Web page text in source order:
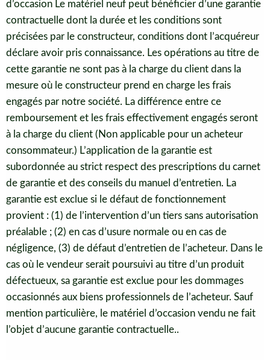
d’occasion Le matériel neuf peut bénéficier d’une garantie
contractuelle dont la durée et les conditions sont
précisées par le constructeur, conditions dont l’acquéreur
déclare avoir pris connaissance. Les opérations au titre de
cette garantie ne sont pas à la charge du client dans la
mesure où le constructeur prend en charge les frais
engagés par notre société. La différence entre ce
remboursement et les frais effectivement engagés seront
à la charge du client (Non applicable pour un acheteur
consommateur.) L’application de la garantie est
subordonnée au strict respect des prescriptions du carnet
de garantie et des conseils du manuel d’entretien. La
garantie est exclue si le défaut de fonctionnement
provient : (1) de l’intervention d’un tiers sans autorisation
préalable ; (2) en cas d’usure normale ou en cas de
négligence, (3) de défaut d’entretien de l’acheteur. Dans le
cas où le vendeur serait poursuivi au titre d’un produit
défectueux, sa garantie est exclue pour les dommages
occasionnés aux biens professionnels de l’acheteur. Sauf
mention particulière, le matériel d’occasion vendu ne fait
l’objet d’aucune garantie contractuelle..